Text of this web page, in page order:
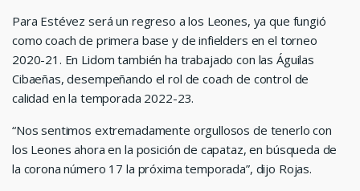
Para Estévez será un regreso a los Leones, ya que fungió
como coach de primera base y de infielders en el torneo
2020-21. En Lidom también ha trabajado con las Águilas
Cibaeñas, desempeñando el rol de coach de control de
calidad en la temporada 2022-23.
“Nos sentimos extremadamente orgullosos de tenerlo con
los Leones ahora en la posición de capataz, en búsqueda de
la corona número 17 la próxima temporada”, dijo Rojas.